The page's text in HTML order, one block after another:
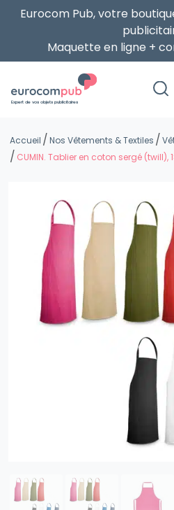
Eurocom Pub, votre
Maquette en ligne +
Expert de vos objets publicitaires
Accueil Nos Vêtements & Textiles
CUMIN. Tablier en coton sergé (twill),